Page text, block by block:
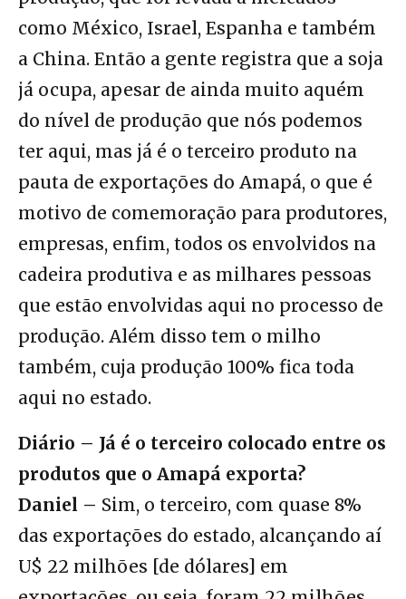
como México, Israel, Espanha e também
a China. Então a gente registra que a soja
já ocupa, apesar de ainda muito aquém
do nível de produção que nós podemos
ter aqui, mas já é o terceiro produto na
pauta de exportações do Amapá, o que é
motivo de comemoração para produtores,
empresas, enfim, todos os envolvidos na
cadeira produtiva e as milhares pessoas
que estão envolvidas aqui no processo de
produção. Além disso tem o milho
também, cuja produção 100% fica toda
aqui no estado.
Diário – Já é o terceiro colocado entre os
produtos que o Amapá exporta?
Daniel – Sim, o terceiro, com quase 8%
das exportações do estado, alcançando aí
U$ 22 milhões [de dólares] em